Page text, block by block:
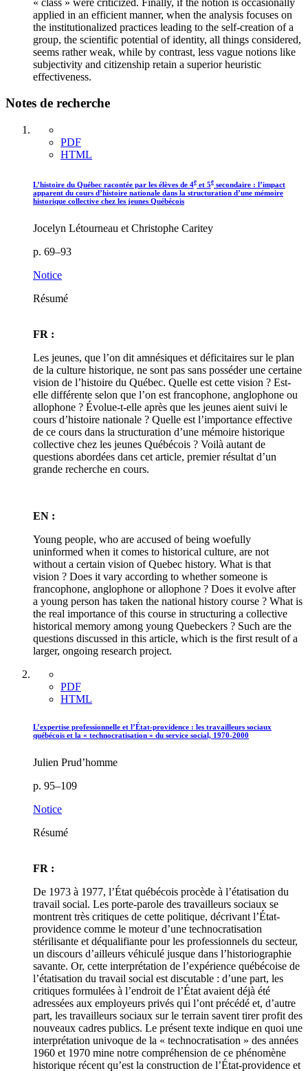
applied in an efficient manner, when the analysis focuses on
the institutionalized practices leading to the self-creation of a
group, the scientific potential of identity, all things considered,
seems rather weak, while by contrast, less vague notions like
subjectivity and citizenship retain a superior heuristic
effectiveness.
Notes de recherche
PDF
HTML
L’histoire du Québec racontée par les élèves de 4e et 5e secondaire : l’impact
apparent du cours d’histoire nationale dans la structuration d’une mémoire
historique collective chez les jeunes Québécois
Jocelyn Létourneau et Christophe Caritey
p. 69–93
Notice
Résumé
FR :
Les jeunes, que l’on dit amnésiques et déficitaires sur le plan
de la culture historique, ne sont pas sans posséder une certaine
vision de l’histoire du Québec. Quelle est cette vision ? Est-
elle différente selon que l’on est francophone, anglophone ou
allophone ? Évolue-t-elle après que les jeunes aient suivi le
cours d’histoire nationale ? Quelle est l’importance effective
de ce cours dans la structuration d’une mémoire historique
collective chez les jeunes Québécois ? Voilà autant de
questions abordées dans cet article, premier résultat d’un
grande recherche en cours.
EN :
Young people, who are accused of being woefully
uninformed when it comes to historical culture, are not
without a certain vision of Quebec history. What is that
vision ? Does it vary according to whether someone is
francophone, anglophone or allophone ? Does it evolve after
a young person has taken the national history course ? What is
the real importance of this course in structuring a collective
historical memory among young Quebeckers ? Such are the
questions discussed in this article, which is the first result of a
larger, ongoing research project.
PDF
HTML
L’expertise professionnelle et l’État-providence : les travailleurs sociaux
québécois et la « technocratisation » du service social, 1970-2000
Julien Prud’homme
p. 95–109
Notice
Résumé
FR :
De 1973 à 1977, l’État québécois procède à l’étatisation du
travail social. Les porte-parole des travailleurs sociaux se
montrent très critiques de cette politique, décrivant l’État-
providence comme le moteur d’une technocratisation
stérilisante et déqualifiante pour les professionnels du secteur,
un discours d’ailleurs véhiculé jusque dans l’historiographie
savante. Or, cette interprétation de l’expérience québécoise de
l’étatisation du travail social est discutable : d’une part, les
critiques formulées à l’endroit de l’État avaient déjà été
adressées aux employeurs privés qui l’ont précédé et, d’autre
part, les travailleurs sociaux sur le terrain savent tirer profit des
nouveaux cadres publics. Le présent texte indique en quoi une
interprétation univoque de la « technocratisation » des années
1960 et 1970 mine notre compréhension de ce phénomène
historique récent qu’est la construction de l’État-providence et